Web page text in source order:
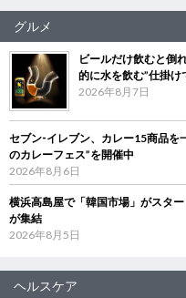
グルメ
ビールだけ飲むと倒
的に水を飲む”仕掛け
2026年8月7日
セブン‐イレブン、カレー15商品
のカレーフェス”を開催中
2026年8月6日
横浜高島屋で「韓国市場」がスタ
が集結
2026年8月5日
ヘルスケア